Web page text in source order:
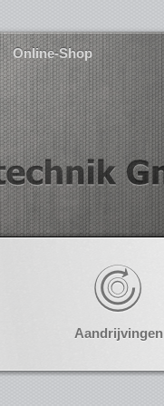
Online-Shop
Aandrijvingen